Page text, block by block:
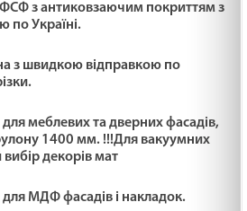
Ісуса. Мт 4:12-17. Неділя після
Мир
з антиковзаючим покриттям з
по Україні.
з швидкою відправкою по
меблевих та дверних фасадів,
1400 мм. !!!Для вакуумних
декорів мат
МДФ фасадів і накладок.